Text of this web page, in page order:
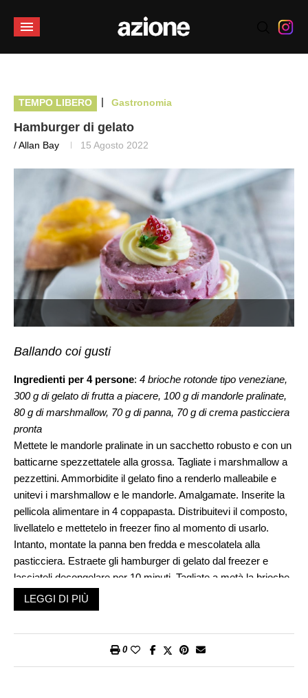
TEMPO LIBERO | Gastronomia
Hamburger di gelato
/ Allan Bay 15 Agosto 2022
Ballando coi gusti
Ingredienti per 4 persone: 4 brioche rotonde tipo veneziane,
300 g di gelato di frutta a piacere, 100 g di mandorle pralinate,
80 g di marshmallow, 70 g di panna, 70 g di crema pasticciera
pronta
Mettete le mandorle pralinate in un sacchetto robusto e con un
batticarne spezzettatele alla grossa. Tagliate i marshmallow a
pezzettini. Ammorbidite il gelato fino a renderlo malleabile e
unitevi i marshmallow e le mandorle. Amalgamate. Inserite la
pellicola alimentare in 4 coppapasta. Distribuitevi il composto,
livellatelo e mettetelo in freezer fino al momento di usarlo.
Intanto, montate la panna ben fredda e mescolatela alla
pasticciera. Estraete gli hamburger di gelato dal freezer e
lasciateli decongelare per 10 minuti. Tagliate a metà la brioche
e farcitene una parte con la crema, quindi adagiatevi
l’hamburger di gelato. Completate con altra crema e chiudete
LEGGI DI PIÙ
0